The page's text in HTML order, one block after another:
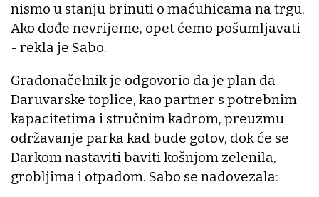
nismo u stanju brinuti o maćuhicama na trgu.
Ako dođe nevrijeme, opet ćemo pošumljavati
- rekla je Sabo.
Gradonačelnik je odgovorio da je plan da
Daruvarske toplice, kao partner s potrebnim
kapacitetima i stručnim kadrom, preuzmu
održavanje parka kad bude gotov, dok će se
Darkom nastaviti baviti košnjom zelenila,
grobljima i otpadom. Sabo se nadovezala: